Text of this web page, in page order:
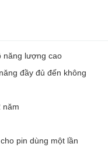
năng lượng cao
đầy đủ đến không
năm
pin dùng một lần